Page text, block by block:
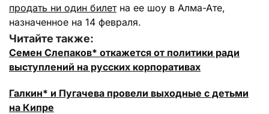
продать ни один билетна ее шоу в Алма-Ате,
назначенное на 14 февраля.
Читайте также:
Семен Слепаков* откажется от политики ради
выступлений на русских корпоративах
Галкин* и Пугачева провели выходные с детьми
на Кипре